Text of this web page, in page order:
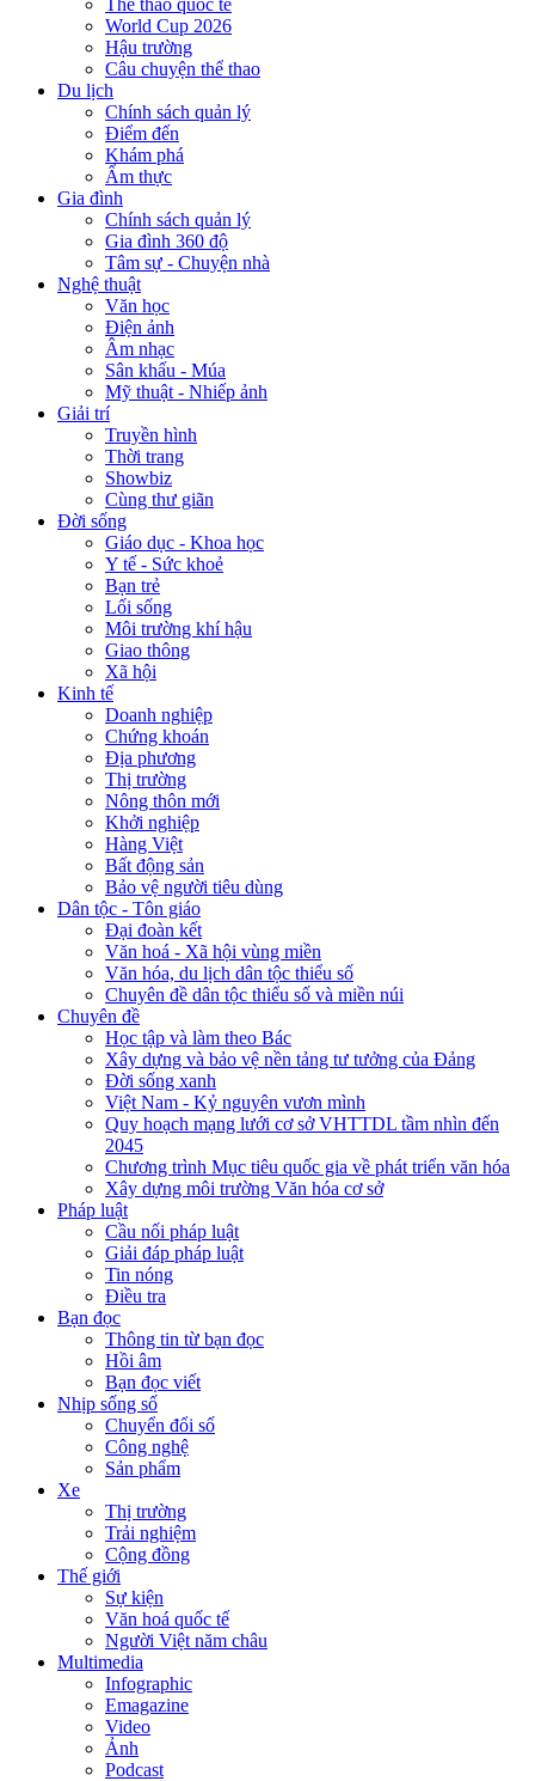
Thể thao quốc tế
World Cup 2026
Hậu trường
Câu chuyện thể thao
Du lịch
Chính sách quản lý
Điểm đến
Khám phá
Ẩm thực
Gia đình
Chính sách quản lý
Gia đình 360 độ
Tâm sự - Chuyện nhà
Nghệ thuật
Văn học
Điện ảnh
Âm nhạc
Sân khấu - Múa
Mỹ thuật - Nhiếp ảnh
Giải trí
Truyền hình
Thời trang
Showbiz
Cùng thư giãn
Đời sống
Giáo dục - Khoa học
Y tế - Sức khoẻ
Bạn trẻ
Lối sống
Môi trường khí hậu
Giao thông
Xã hội
Kinh tế
Doanh nghiệp
Chứng khoán
Địa phương
Thị trường
Nông thôn mới
Khởi nghiệp
Hàng Việt
Bất động sản
Bảo vệ người tiêu dùng
Dân tộc - Tôn giáo
Đại đoàn kết
Văn hoá - Xã hội vùng miền
Văn hóa, du lịch dân tộc thiểu số
Chuyên đề dân tộc thiểu số và miền núi
Chuyên đề
Học tập và làm theo Bác
Xây dựng và bảo vệ nền tảng tư tưởng của Đảng
Đời sống xanh
Việt Nam - Kỷ nguyên vươn mình
Quy hoạch mạng lưới cơ sở VHTTDL tầm nhìn đến
2045
Chương trình Mục tiêu quốc gia về phát triển văn hóa
Xây dựng môi trường Văn hóa cơ sở
Pháp luật
Cầu nối pháp luật
Giải đáp pháp luật
Tin nóng
Điều tra
Bạn đọc
Thông tin từ bạn đọc
Hồi âm
Bạn đọc viết
Nhịp sống số
Chuyển đổi số
Công nghệ
Sản phẩm
Xe
Thị trường
Trải nghiệm
Cộng đồng
Thế giới
Sự kiện
Văn hoá quốc tế
Người Việt năm châu
Multimedia
Infographic
Emagazine
Video
Ảnh
Podcast